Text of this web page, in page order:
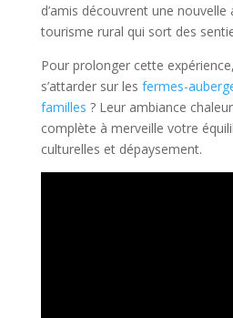
d’amis découvrent une nouvelle
tourisme rural qui sort des
Pour prolonger cette
s’attarder sur les fermes-
familles ? Leur ambiance
complète à merveille votre
culturelles et dépaysement.